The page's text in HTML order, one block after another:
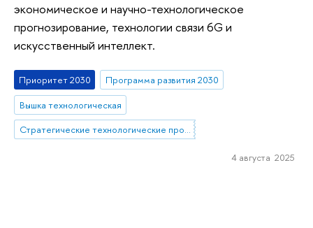
экономическое и научно-технологическое
прогнозирование, технологии связи 6G и
искусственный интеллект.
Приоритет 2030
Программа развития 2030
Вышка технологическая
Стратегические технологические проекты
4 августа 2025